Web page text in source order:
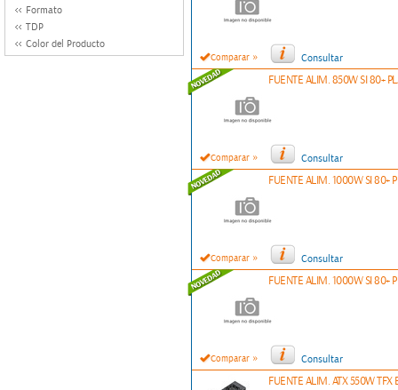
Formato
TDP
Color del Producto
Comparar » Consultar
Comparar »
FUENTE ALIM. 850W SI 80+
Consultar
Comparar »
FUENTE ALIM. 1000W SI 80+
Consultar
Comparar »
FUENTE ALIM. 1000W SI 80+
Consultar
FUENTE ALIM. ATX 550W TFX